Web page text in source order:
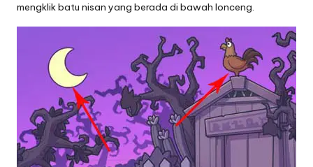
mengklik batu nisan yang berada di bawah lonceng.